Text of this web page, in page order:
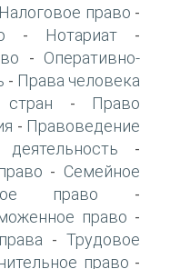
Налоговое право -
- Нотариат -
- Оперативно-
- Права человека
-
Право
- Правоведение
деятельность -
- Семейное
право -
право -
-Трудовое
право -